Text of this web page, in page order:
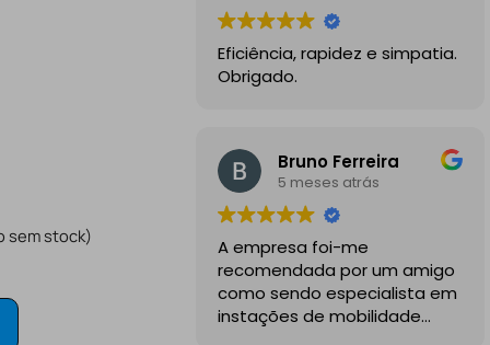
sem stock)
Eficiência, rapidez e simpatia.
Obrigado.
Bruno Ferreira
5 meses atrás
A empresa foi-me
recomendada por um amigo
como sendo especialista em
instações de mobilidade